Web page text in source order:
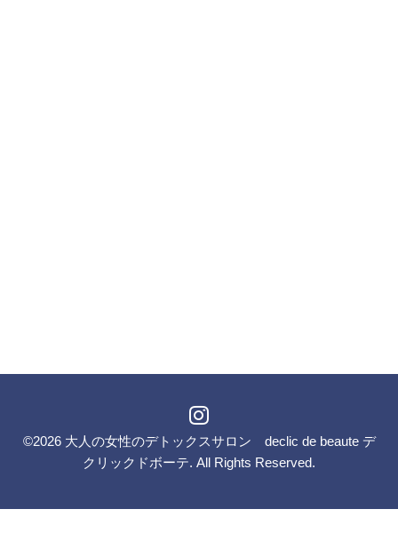
©2026 大人の女性のデトックスサロン declic de beaute デ
クリックドボーテ. All Rights Reserved.